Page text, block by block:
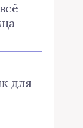
для